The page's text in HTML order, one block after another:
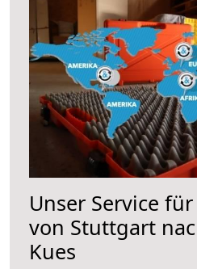
Unser Service
von Stuttgart
Kues